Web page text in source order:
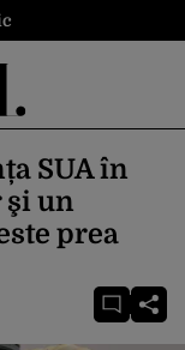
SUA în
şi un
prea